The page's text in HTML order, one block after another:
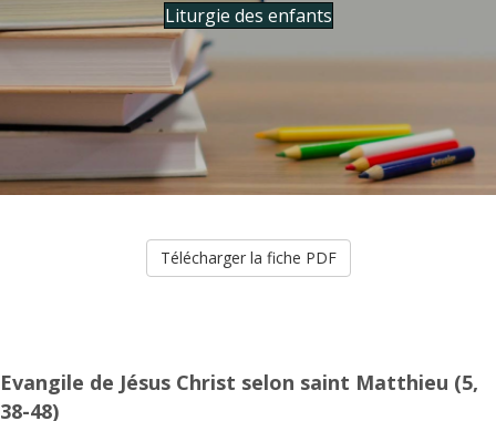
Liturgie des enfants
Télécharger la fiche PDF
Evangile de Jésus Christ selon saint Matthieu (5,
38-48)